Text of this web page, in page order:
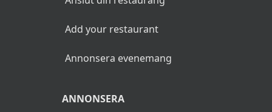
Add your restaurant
Annonsera evenemang
ANNONSERA